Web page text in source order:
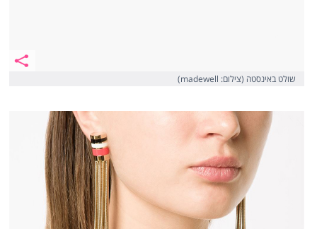
שולט באינסטה (צילום: madewell)